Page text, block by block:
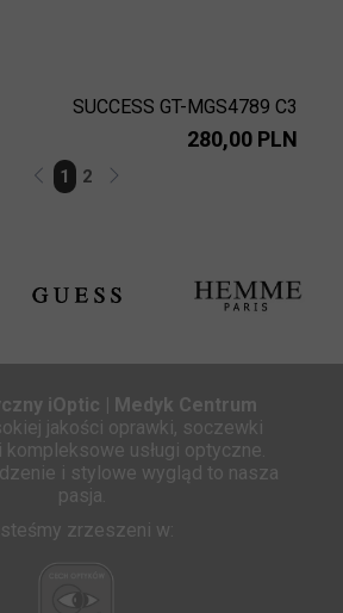
SUCCESS GT-MGS4789 C3
280,00 PLN
1 2
zrzeszeni w:
iOptic | Medyk Centrum
jakości oprawki, soczewki
usługi optyczne.
i stylowe wygląd to nasza
pasja.